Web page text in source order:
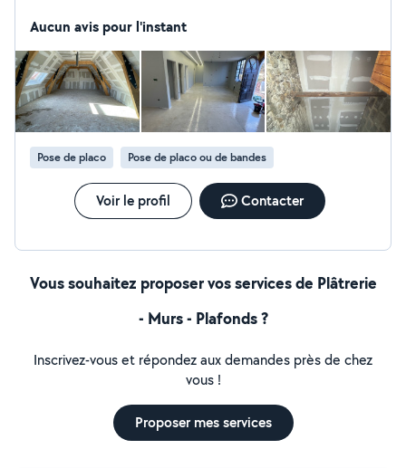
rénovation, en neuf comme en rénovation. Mes services
supports (enduit, ponçage, rebouchage) * Bandes à
joints * Pose de plaques de plâtre (placo) * Rénovation
après dégât des eaux * Pose de toile de verre *
Ravalement de façade Je travaille avec sérieux, dans le
respect des délais, et je veille à fournir des finitions de
qualité. Devis gratuit et intervention
Aucun avis pour l'instant
Pose de placo Pose de placo ou de bandes
Voir le profil Contacter
Vous souhaitez proposer vos services de Plâtrerie
- Murs - Plafonds ?
Inscrivez-vous et répondez aux demandes près de chez
vous !
Proposer mes services